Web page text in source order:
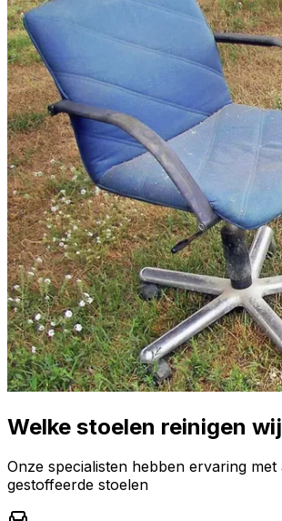
Welke stoelen reinigen
Onze specialisten hebben ervaring
gestoffeerde stoelen